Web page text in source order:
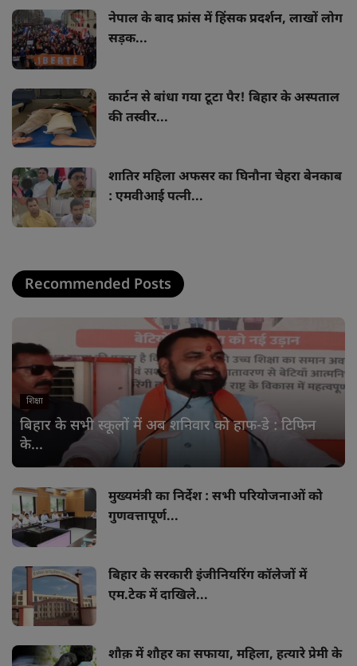
नेपाल के बाद फ्रांस में हिंसक प्रदर्शन, लाखों लोग
सड़क...
कार्टन से बांधा गया टूटा पैर! बिहार के अस्पताल
की तस्वीर...
शातिर महिला अफसर का घिनौना चेहरा बेनकाब
: एमवीआई पत्नी...
Recommended Posts
शिक्षा
बिहार के सभी स्कूलों में अब शनिवार को हाफ-डे : टिफिन
के...
मुख्यमंत्री का निर्देश : सभी परियोजनाओं को
गुणवत्तापूर्ण...
बिहार के सरकारी इंजीनियरिंग कॉलेजों में
एम.टेक में दाखिले...
शौक़ में शौहर का सफाया, महिला, हत्यारे प्रेमी के